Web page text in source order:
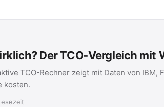
Der TCO-Vergleich mit
TCO-Rechner zeigt mit Daten von IBM,
kosten.